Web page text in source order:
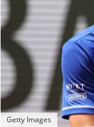
Getty Images